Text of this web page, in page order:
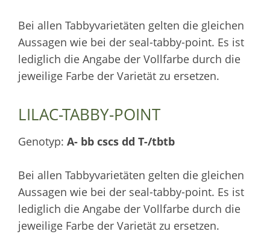
Bei allen Tabbyvarietäten gelten die gleichen
Aussagen wie bei der seal-tabby-point. Es ist
lediglich die Angabe der Vollfarbe durch die
jeweilige Farbe der Varietät zu ersetzen.
LILAC-TABBY-POINT
Genotyp: A- bb cscs dd T-/tbtb
Bei allen Tabbyvarietäten gelten die gleichen
Aussagen wie bei der seal-tabby-point. Es ist
lediglich die Angabe der Vollfarbe durch die
jeweilige Farbe der Varietät zu ersetzen.